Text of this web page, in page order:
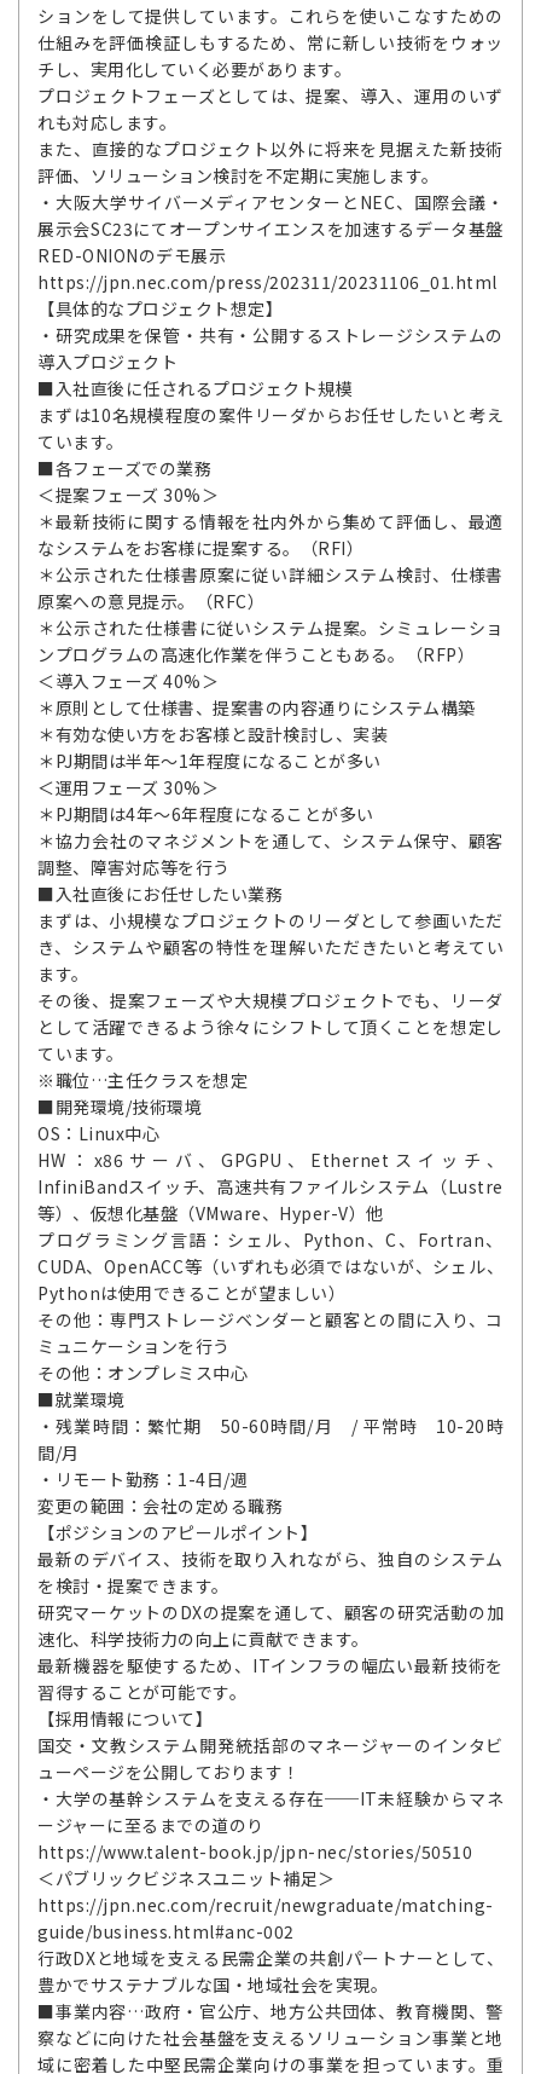
ションをして提供しています。これらを使いこなすための
仕組みを評価検証しもするため、常に新しい技術をウォッ
チし、実用化していく必要があります。
プロジェクトフェーズとしては、提案、導入、運用のいず
れも対応します。
また、直接的なプロジェクト以外に将来を見据えた新技術
評価、ソリューション検討を不定期に実施します。
・大阪大学サイバーメディアセンターとNEC、国際会議・
展示会SC23にてオープンサイエンスを加速するデータ基盤
RED-ONIONのデモ展示
https://jpn.nec.com/press/202311/20231106_01.html
【具体的なプロジェクト想定】
・研究成果を保管・共有・公開するストレージシステムの
導入プロジェクト
■入社直後に任されるプロジェクト規模
まずは10名規模程度の案件リーダからお任せしたいと考え
ています。
■各フェーズでの業務
＜提案フェーズ 30%＞
＊最新技術に関する情報を社内外から集めて評価し、最適
なシステムをお客様に提案する。（RFI）
＊公示された仕様書原案に従い詳細システム検討、仕様書
原案への意見提示。（RFC）
＊公示された仕様書に従いシステム提案。シミュレーショ
ンプログラムの高速化作業を伴うこともある。（RFP）
＜導入フェーズ 40%＞
＊原則として仕様書、提案書の内容通りにシステム構築
＊有効な使い方をお客様と設計検討し、実装
＊PJ期間は半年～1年程度になることが多い
＜運用フェーズ 30%＞
＊PJ期間は4年～6年程度になることが多い
＊協力会社のマネジメントを通して、システム保守、顧客
調整、障害対応等を行う
■入社直後にお任せしたい業務
まずは、小規模なプロジェクトのリーダとして参画いただ
き、システムや顧客の特性を理解いただきたいと考えてい
ます。
その後、提案フェーズや大規模プロジェクトでも、リーダ
として活躍できるよう徐々にシフトして頂くことを想定し
ています。
※職位…主任クラスを想定
■開発環境/技術環境
OS：Linux中心
HW：x86サーバ、GPGPU、Ethernetスイッチ、
InfiniBandスイッチ、高速共有ファイルシステム（Lustre
等）、仮想化基盤（VMware、Hyper-V）他
プログラミング言語：シェル、Python、C、Fortran、
CUDA、OpenACC等（いずれも必須ではないが、シェル、
Pythonは使用できることが望ましい）
その他：専門ストレージベンダーと顧客との間に入り、コ
ミュニケーションを行う
その他：オンプレミス中心
■就業環境
・残業時間：繁忙期 50-60時間/月 / 平常時 10-20時
間/月
・リモート勤務：1-4日/週
変更の範囲：会社の定める職務
【ポジションのアピールポイント】
最新のデバイス、技術を取り入れながら、独自のシステム
を検討・提案できます。
研究マーケットのDXの提案を通して、顧客の研究活動の加
速化、科学技術力の向上に貢献できます。
最新機器を駆使するため、ITインフラの幅広い最新技術を
習得することが可能です。
【採用情報について】
国交・文教システム開発統括部のマネージャーのインタビ
ューページを公開しております！
・大学の基幹システムを支える存在──IT未経験からマネ
ージャーに至るまでの道のり
https://www.talent-book.jp/jpn-nec/stories/50510
＜パブリックビジネスユニット補足＞
https://jpn.nec.com/recruit/newgraduate/matching-
guide/business.html#anc-002
行政DXと地域を支える民需企業の共創パートナーとして、
豊かでサステナブルな国・地域社会を実現。
■事業内容…政府・官公庁、地方公共団体、教育機関、警
察などに向けた社会基盤を支えるソリューション事業と地
域に密着した中堅民需企業向けの事業を担っています。重